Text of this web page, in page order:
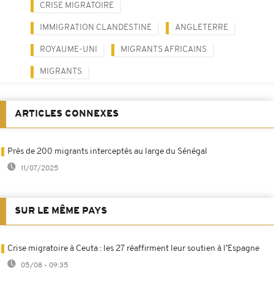
CRISE MIGRATOIRE
IMMIGRATION CLANDESTINE ANGLETERRE
ROYAUME-UNI MIGRANTS AFRICAINS
MIGRANTS
ARTICLES CONNEXES
Près de 200 migrants interceptés au large du Sénégal
11/07/2025
SUR LE MÊME PAYS
Crise migratoire à Ceuta : les 27 réaffirment leur soutien à l’Espagne
05/08 - 09:35